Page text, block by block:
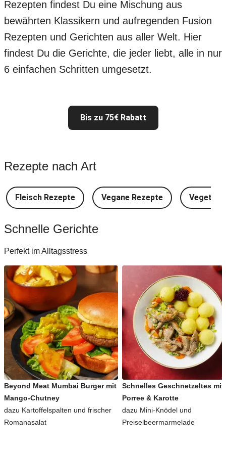
Rezepten findest Du eine Mischung aus
bewährten Klassikern und aufregenden Fusion
Rezepten und Gerichten aus aller Welt. Hier
findest Du die Gerichte, die jeder liebt, alle in nur
6 einfachen Schritten umgesetzt.
Bis zu 75€ Rabatt
Rezepte nach Art
Fleisch Rezepte Vegane Rezepte
Schnelle Gerichte
Perfekt im Alltagsstress
Beyond Meat Mumbai Burger mit
Mango-Chutney
dazu Kartoffelspalten und frischer
Romanasalat
Schnelles Geschnetzeltes mit
Porree & Karotte
dazu Mini-Knödel und
Preiselbeermarmelade